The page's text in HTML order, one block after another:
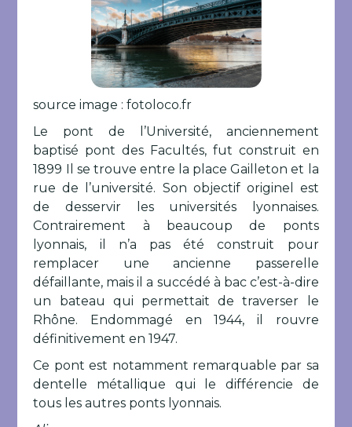
source image : fotoloco.fr
Le pont de l’Université, anciennement
baptisé pont des Facultés, fut construit en
1899 Il se trouve entre la place Gailleton et la
rue de l’université. Son objectif originel est
de desservir les universités lyonnaises.
Contrairement à beaucoup de ponts
lyonnais, il n’a pas été construit pour
remplacer une ancienne passerelle
défaillante, mais il a succédé à bac c’est-à-dire
un bateau qui permettait de traverser le
Rhône. Endommagé en 1944, il rouvre
définitivement en 1947.
Ce pont est notamment remarquable par sa
dentelle métallique qui le différencie de
tous les autres ponts lyonnais.